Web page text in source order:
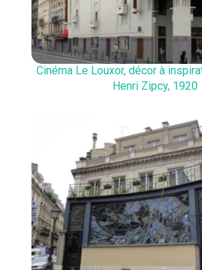
Cinéma Le Louxor, décor à
Henri Zipcy, 1920